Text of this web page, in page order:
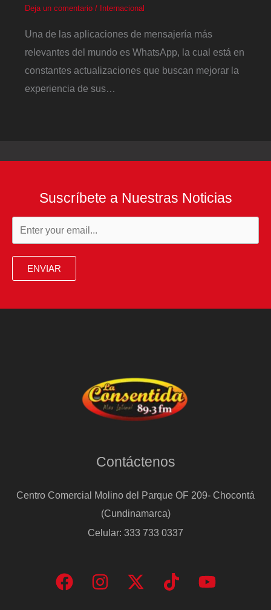
Deja un comentario / Internacional
Una de las aplicaciones de mensajería más
relevantes del mundo es WhatsApp, la cual está en
constantes actualizaciones que buscan mejorar la
experiencia de sus…
Suscríbete a Nuestras Noticias
ENVIAR
Contáctenos
Centro Comercial Molino del Parque OF 209- Chocontá
(Cundinamarca)
Celular: 333 733 0337